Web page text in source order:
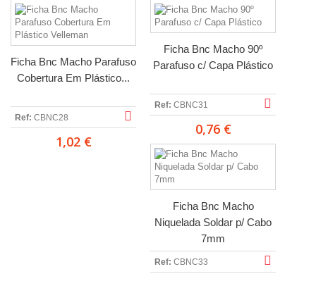
Ficha Bnc Macho Parafuso
Cobertura Em Plástico...
Ref: CBNC28
1,02 €
Ficha Bnc Macho 90º
Parafuso c/ Capa Plástico
Ref: CBNC31
0,76 €
Ficha Bnc Macho
Niquelada Soldar p/ Cabo
7mm
Ref: CBNC33